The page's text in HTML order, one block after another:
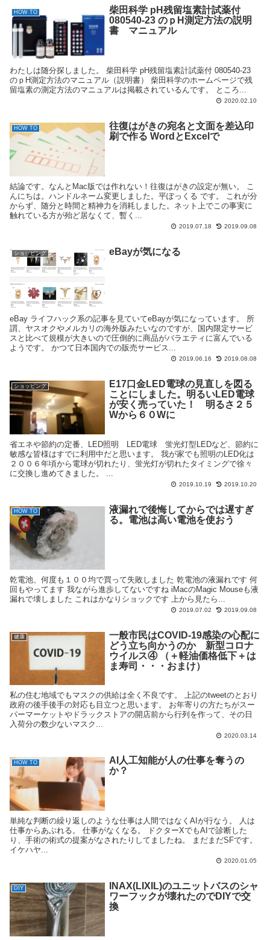
HOW TO
柴田科学 pH残留塩素計試薬付
080540-23 のｐH測定方法の説明
書 マニュアル
わたしは随分探しました。 柴田科学 pH残留塩素計試薬付 080540-23
のｐH測定方法のマニュアル（説明書） 柴田科学のホームページで残
留塩素の測定方法のマニュアルは掲載されているんです。 ところ...
2020.02.10
HOW TO
往復はがきの宛名と文面を差込印
刷で作る WordとExcelで
結論です。なんとMac版では作れない！往復はがきの設定が無い。 こ
んにちは。ハンドルネーム変更しました。平ぽっくる です。 これが分
からず、随分と時間と精神力を消耗しました。ネット上でこの事実に
触れている方が殆ど居なくて、暫く...
2019.07.18 2019.09.08
ショッピング eBayが気になる
eBay ライフハック系の記事を見ていてeBayが気になっています。 所
謂、ヤスオクやメルカリの海外版みたいなのですが、国内限定サービ
スと比べて規模が大きいので圧倒的に商品がバラエティに富んでいる
ようです。 かつて日本国内での販売サービス...
2019.06.16 2019.08.08
ショッピング
E17口金LED電球の見直しを図る
ことにしました。明るいLED電球
が安く売っていた！ 明るさ２５
Wから６０Wに
省エネや節約の定番、LED照明 LED電球 蛍光灯型LEDなど、節約に
敏感な皆様はすでに利用中だと思います。 我が家でも照明のLED化は
２００６年頃から電球が切れたり、蛍光灯が切れたタイミングで徐々
に交換し進めてきました。 ...
2019.10.19 2019.10.20
HOW TO
液漏れで後悔してからでは遅すぎ
る。電池は高い電池を使おう
乾電池、何度も１００均で買って失敗しました 乾電池の液漏れです 何
回もやってます 我ながら進歩してないですね iMacのMagic Mouseも液
漏れで壊しました これはかなりショックです 上から見たら...
2019.07.02 2019.09.08
健康
一般市民はCOVID-19感染の心配に
どう立ち向かうのか 新型コロナ
ウイルス④ （＋軽油価格低下＋は
ま寿司・・・おまけ）
私の住む地域でもマスクの供給は全く不良です。 上記のtweetのとおり
政府の後手後手の対応も目立つと思います。 お年寄りの方たちがスー
パーマーケットやドラックストアの開店前から行列を作って、その日
入荷分の数少ないマスク...
2020.03.14
HOW TO
AI人工知能が人の仕事を奪うの
か？
単純な判断の繰り返しのような仕事は人間ではなくAIが行なう。 人は
仕事からあぶれる。 仕事がなくなる。 ドクターXでもAIで診断した
り、手術の術式の提案がなされたりしてましたね。 まだまだSFです。
イケハヤ...
2020.01.05
DIY
INAX(LIXIL)のユニットバスのシャ
ワーフックが壊れたのでDIYで交
換